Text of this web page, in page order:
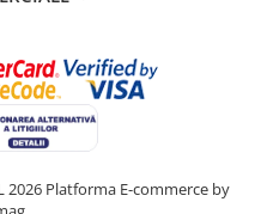
2026 Platforma E-commerce by